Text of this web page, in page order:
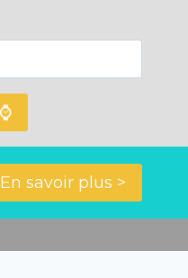
En savoir plus >